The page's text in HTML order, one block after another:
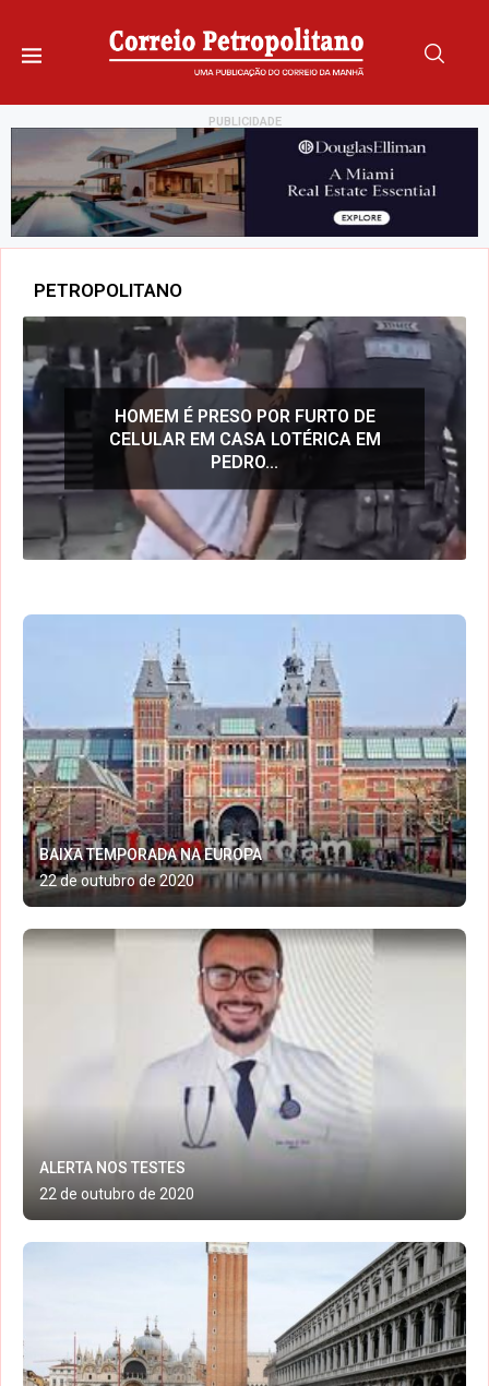
PUBLICIDADE
PETROPOLITANO
SUPERA META E
600 CAIXAS DE...
HOMEM É PRESO POR FURTO DE
CELULAR EM CASA LOTÉRICA EM
PEDRO...
PM APREENDE
BAIXA TEMPORADA NA EUROPA
22 de outubro de 2020
ALERTA NOS TESTES
22 de outubro de 2020